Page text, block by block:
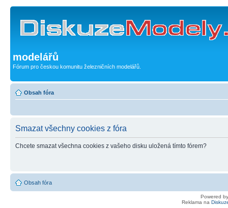
modelářů
Fórum pro českou komunitu železničních modelářů.
Obsah fóra
Smazat všechny cookies z fóra
Chcete smazat všechna cookies z vašeho disku uložená tímto fórem?
Obsah fóra
Powered
Reklama na